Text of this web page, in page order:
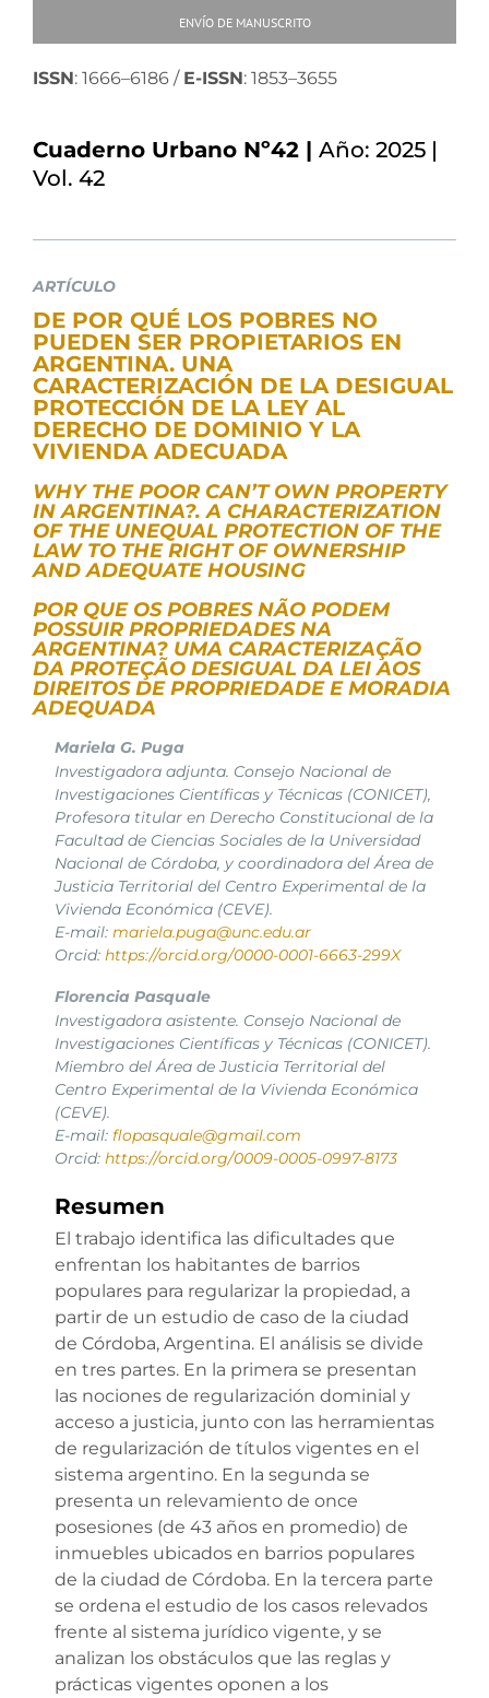
ENVÍO DE MANUSCRITO
ISSN: 1666–6186 / E-ISSN: 1853–3655
Cuaderno Urbano Nº42 | Año: 2025 |
Vol. 42
ARTÍCULO
DE POR QUÉ LOS POBRES NO
PUEDEN SER PROPIETARIOS EN
ARGENTINA. UNA
CARACTERIZACIÓN DE LA DESIGUAL
PROTECCIÓN DE LA LEY AL
DERECHO DE DOMINIO Y LA
VIVIENDA ADECUADA
WHY THE POOR CAN’T OWN PROPERTY
IN ARGENTINA?. A CHARACTERIZATION
OF THE UNEQUAL PROTECTION OF THE
LAW TO THE RIGHT OF OWNERSHIP
AND ADEQUATE HOUSING
POR QUE OS POBRES NÃO PODEM
POSSUIR PROPRIEDADES NA
ARGENTINA? UMA CARACTERIZAÇÃO
DA PROTEÇÃO DESIGUAL DA LEI AOS
DIREITOS DE PROPRIEDADE E MORADIA
ADEQUADA
Mariela G. Puga
Investigadora adjunta. Consejo Nacional de
Investigaciones Científicas y Técnicas (CONICET),
Profesora titular en Derecho Constitucional de la
Facultad de Ciencias Sociales de la Universidad
Nacional de Córdoba, y coordinadora del Área de
Justicia Territorial del Centro Experimental de la
Vivienda Económica (CEVE).
E-mail: mariela.puga@unc.edu.ar
Orcid: https://orcid.org/0000-0001-6663-299X
Florencia Pasquale
Investigadora asistente. Consejo Nacional de
Investigaciones Científicas y Técnicas (CONICET).
Miembro del Área de Justicia Territorial del
Centro Experimental de la Vivienda Económica
(CEVE).
E-mail: flopasquale@gmail.com
Orcid: https://orcid.org/0009-0005-0997-8173
Resumen
El trabajo identifica las dificultades que
enfrentan los habitantes de barrios
populares para regularizar la propiedad, a
partir de un estudio de caso de la ciudad
de Córdoba, Argentina. El análisis se divide
en tres partes. En la primera se presentan
las nociones de regularización dominial y
acceso a justicia, junto con las herramientas
de regularización de títulos vigentes en el
sistema argentino. En la segunda se
presenta un relevamiento de once
posesiones (de 43 años en promedio) de
inmuebles ubicados en barrios populares
de la ciudad de Córdoba. En la tercera parte
se ordena el estudio de los casos relevados
frente al sistema jurídico vigente, y se
analizan los obstáculos que las reglas y
prácticas vigentes oponen a los